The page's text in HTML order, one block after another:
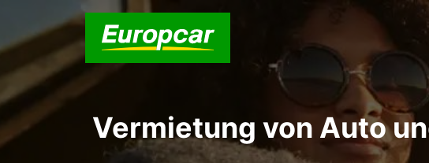
Vermietung von Auto